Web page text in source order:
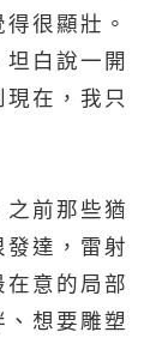
很顯壯。
白說一開
在，我只
之前那些猶
達， 雷射
意的局部
、想要 雕塑